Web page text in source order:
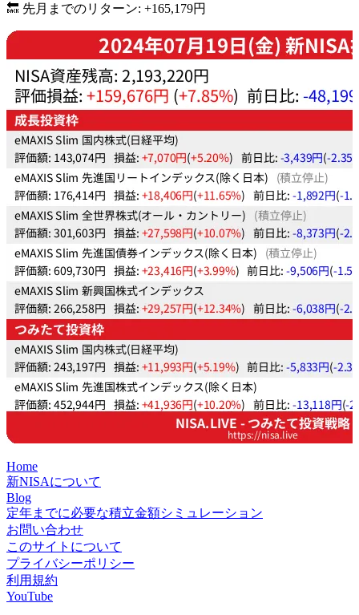
🔙 先月までのリターン: +165,179円
Home
新NISAについて
Blog
定年までに必要な積立金額シミュレーション
お問い合わせ
このサイトについて
プライバシーポリシー
利用規約
YouTube